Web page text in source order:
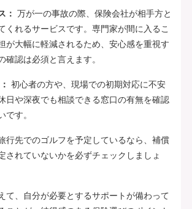
： 万が一の事故の際、保険会社が相手方と
くれるサービスです。専門家が間に入るこ
が大幅に軽減されるため、安心感を重視す
確認は必須と言えます。
初心者の方や、現場での初期対応に不安
日や深夜でも相談できる窓口の有無を確認
です。
行先でのゴルフを予定しているなら、補償
されていないかを必ずチェックしましょ
て、自分が必要とするサポートが備わって